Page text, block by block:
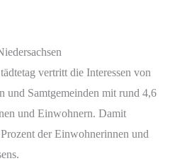
vertritt die Interessen von
und Samtgemeinden mit rund 4,6
und Einwohnern. Damit
der Einwohnerinnen und